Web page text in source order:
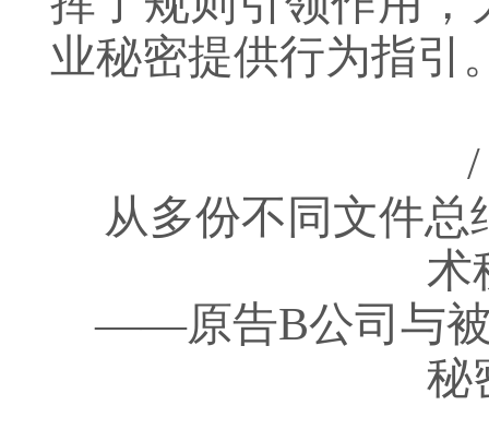
业秘密提供行为指引
从多份不同文件
术
——原告B公司与被
秘